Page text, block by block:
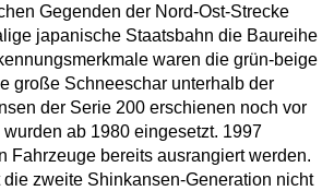
Gegenden der Nord-Ost-Strecke
japanische Staatsbahn die Baureihe
waren die grün-beige
große Schneeschar unterhalb der
der Serie 200 erschienen noch vor
ab 1980 eingesetzt. 1997
Fahrzeuge bereits ausrangiert werden.
die zweite Shinkansen-Generation nicht